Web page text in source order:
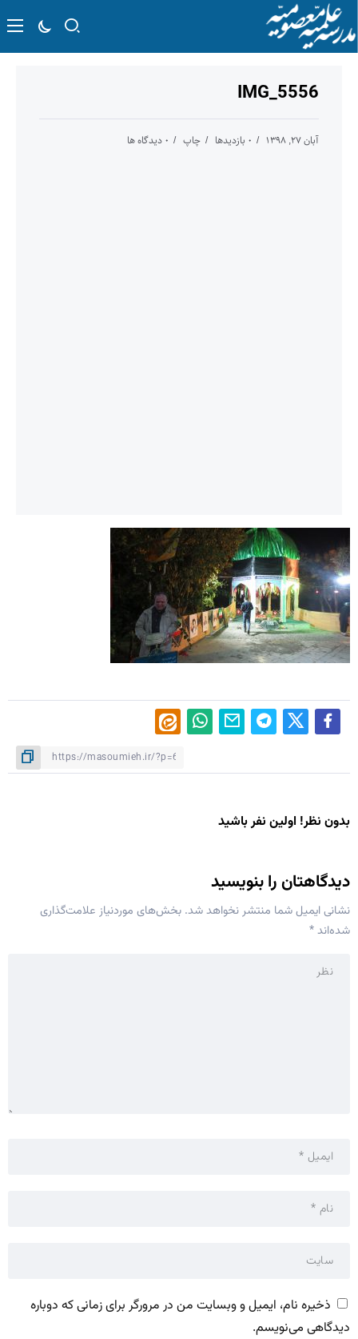
IMG_5556
آبان ۲۷, ۱۳۹۸ ۰ بازدیدها چاپ ۰ دیدگاه ها
بدون نظر! اولین نفر باشید
دیدگاهتان را بنویسید
نشانی ایمیل شما منتشر نخواهد شد. بخش‌های موردنیاز علامت‌گذاری
شده‌اند*
ذخیره نام، ایمیل و وبسایت من در مرورگر برای زمانی که دوباره
دیدگاهی می‌نویسم.